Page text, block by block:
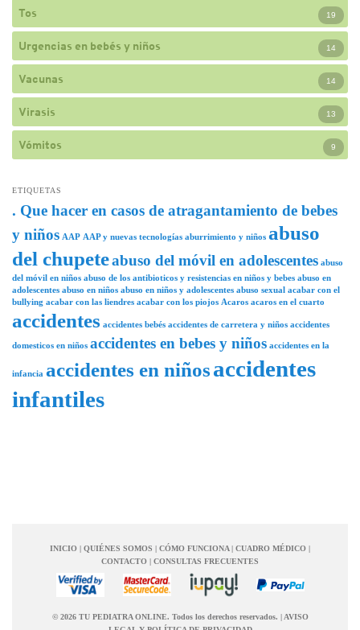
Tos 19
Urgencias en bebés y niños 14
Vacunas 14
Virasis 13
Vómitos 9
ETIQUETAS
. Que hacer en casos de atragantamiento de bebes
y niños AAP AAP y nuevas tecnologías aburrimiento y niños abuso
del chupeteabuso del móvil en adolescentes abuso
del móvil en niños abuso de los antibioticos y resistencias en niños y bebes abuso en
adolescentes abuso en niños abuso en niños y adolescentes abuso sexual acabar con el
bullying acabar con las liendres acabar con los piojos Acaros acaros en el cuarto
accidentes accidentes bebés accidentes de carretera y niños accidentes
domesticos en niños accidentes en bebes y niños accidentes en la
infancia accidentes en niñosaccidentes
infantiles
INICIO | QUIÉNES SOMOS | CÓMO FUNCIONA | CUADRO MÉDICO |
CONTACTO | CONSULTAS FRECUENTES
© 2026 TU PEDIATRA ONLINE. Todos los derechos reservados. | AVISO